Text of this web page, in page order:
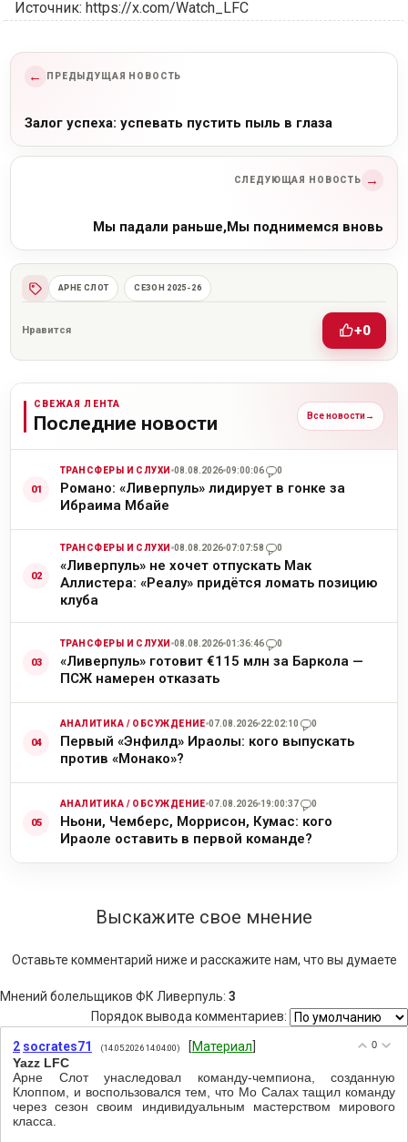
Источник: https://x.com/Watch_LFC
← ПРЕДЫДУЩАЯ НОВОСТЬ
Залог успеха: успевать пустить пыль в глаза
СЛЕДУЮЩАЯ НОВОСТЬ →
Мы падали раньше,Мы поднимемся вновь
АРНЕ СЛОТ СЕЗОН 2025-26
Нравится +0
СВЕЖАЯ ЛЕНТА
Последние новости Все новости→
ТРАНСФЕРЫ И СЛУХИ 08.08.2026 09:00:06 0
Романо: «Ливерпуль» лидирует в гонке за
Ибраима Мбайе
ТРАНСФЕРЫ И СЛУХИ 08.08.2026 07:07:58 0
«Ливерпуль» не хочет отпускать Мак
Аллистера: «Реалу» придётся ломать позицию
клуба
ТРАНСФЕРЫ И СЛУХИ 08.08.2026 01:36:46 0
«Ливерпуль» готовит €115 млн за Баркола —
ПСЖ намерен отказать
АНАЛИТИКА / ОБСУЖДЕНИЕ 07.08.2026 22:02:10 0
Первый «Энфилд» Ираолы: кого выпускать
против «Монако»?
АНАЛИТИКА / ОБСУЖДЕНИЕ 07.08.2026 19:00:37 0
Ньони, Чемберс, Моррисон, Кумас: кого
Ираоле оставить в первой команде?
Выскажите свое мнение
Оставьте комментарий ниже и расскажите нам, что вы думаете
Мнений болельщиков ФК Ливерпуль: 3
Порядок вывода комментариев:
0
2 socrates71 (14.05.2026 14:04:00) [Материал
Yazz LFC
Арне Слот унаследовал команду-чемпиона, созданную
Клоппом, и воспользовался тем, что Мо Салах тащил команду
через сезон своим индивидуальным мастерством мирового
класса.